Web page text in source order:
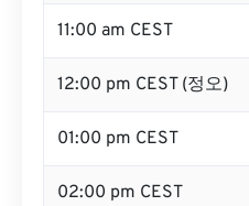
11:00 am CEST
12:00 pm CEST (정오)
01:00 pm CEST
02:00 pm CEST